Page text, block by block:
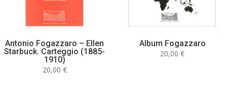
Antonio Fogazzaro – Ellen
Starbuck. Carteggio (1885-
1910)
20,00 €
Album Fogazzaro
20,00€